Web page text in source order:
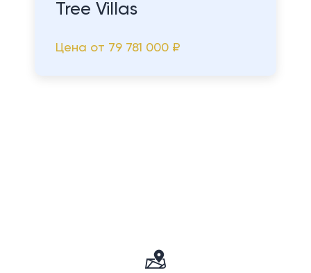
Tree Villas
Цена от 79 781 000 ₽